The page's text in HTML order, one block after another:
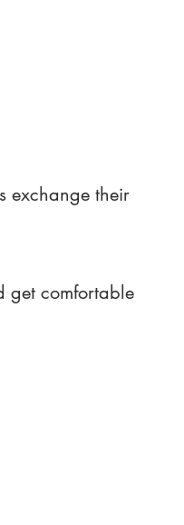
exchange their
get comfortable